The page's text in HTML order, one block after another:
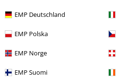
EMP Deutschland
EMP Polska
EMP Norge
EMP Suomi
Siste besøk